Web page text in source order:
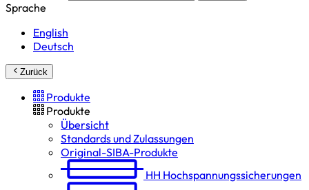
Sprache
English
Deutsch
Zurück
Produkte
Produkte
Übersicht
Standards und Zulassungen
Original-SIBA-Produkte
HH Hochspannungs­sicherungen